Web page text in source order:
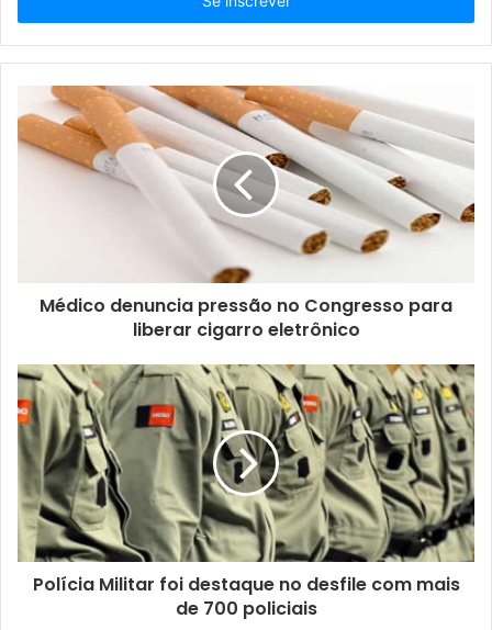
de
email
Médico denuncia pressão no Congresso para
liberar cigarro eletrônico
Polícia Militar foi destaque no desfile com mais
de 700 policiais